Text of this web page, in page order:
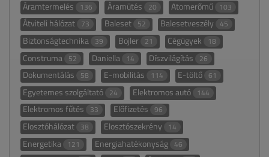
Áramtermelés 136 Áramütés 20 Atomerőmű 103
Átviteli hálózat 73 Baleset 52 Balesetveszély 45
Biztonságtechnika 39 Bojler 21 Cégügyek 18
Construma 52 Daniella 14 Díszvilágítás 26
Dokumentálás 58 E-mobilitás 114 E-töltő 61
Egyetemes szolgáltató 24 Elektromos autó 144
Elektromos fűtés 33 Előfizetés 96
Elosztóhálózat 38 Elosztószekrény 14
Energetika 121 Energiahatékonyság 46